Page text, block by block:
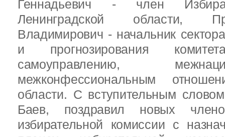
Геннадьевич - член
Ленинградской области,
Владимирович - начальник
и прогнозирования
самоуправлению,
межконфессиональным
области. С вступительным
Баев, поздравил новых
избирательной комиссии с